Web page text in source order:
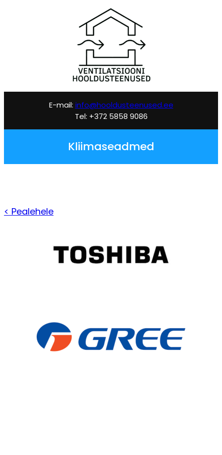
E-mail: info@hooldusteenused.ee
Tel: +372 5858 9086
Kliimaseadmed
< Pealehele